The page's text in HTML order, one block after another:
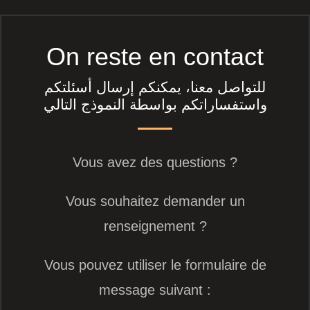
On reste en contact
للتواصل معنا، يمكنكم إرسال أسئلتكم
واستفساراتكم بواسطة النموذج التالي
Vous avez des questions ?
Vous souhaitez demander un
renseignement ?
Vous pouvez utiliser le formulaire de
message suivant :